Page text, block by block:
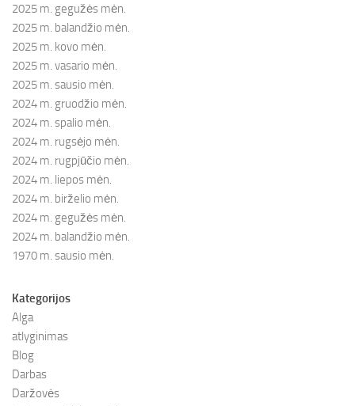
2025 m. gegužės mėn.
2025 m. balandžio mėn.
2025 m. kovo mėn.
2025 m. vasario mėn.
2025 m. sausio mėn.
2024 m. gruodžio mėn.
2024 m. spalio mėn.
2024 m. rugsėjo mėn.
2024 m. rugpjūčio mėn.
2024 m. liepos mėn.
2024 m. birželio mėn.
2024 m. gegužės mėn.
2024 m. balandžio mėn.
1970 m. sausio mėn.
Kategorijos
Alga
atlyginimas
Blog
Darbas
Daržovės